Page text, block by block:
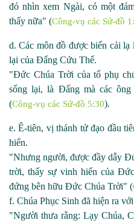
đó nhìn xem Ngài, có một
thấy nữa" (Công-vụ các Sứ-đồ
d. Các môn đồ được biến cải
lại của Đấng Cứu Thế.
"Đức Chúa Trời của tổ phụ
sống lại, là Đấng mà các
(Công-vụ các Sứ-đồ 5:30).
e. Ê-tiên, vị thánh tử đạo đầu
hiển.
"Nhưng người, được đầy dẫy
trời, thấy sự vinh hiển của
đứng bên hữu Đức Chúa Trời" (
f. Chúa Phục Sinh đã hiện ra với
"Người thưa rằng: Lạy Chúa,